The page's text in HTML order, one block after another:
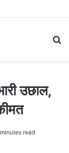
उछाल,
read